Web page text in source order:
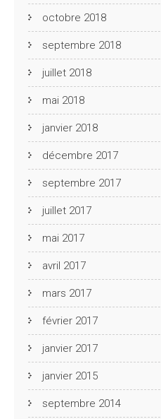
octobre 2018
septembre 2018
juillet 2018
mai 2018
janvier 2018
décembre 2017
septembre 2017
juillet 2017
mai 2017
avril 2017
mars 2017
février 2017
janvier 2017
janvier 2015
septembre 2014